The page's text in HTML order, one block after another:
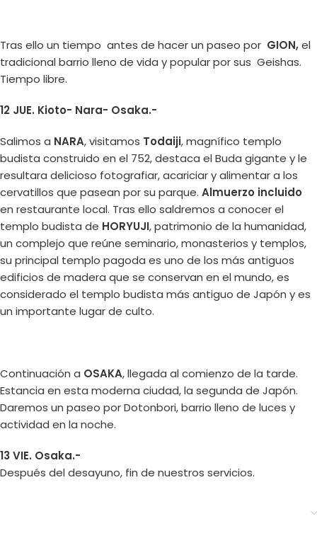
Tras ello un tiempo antes de hacer un paseo por GION,el
tradicional barrio lleno de vida y popular por sus Geishas.
Tiempo libre.
12 JUE. Kioto- Nara- Osaka.-
Salimos a NARA, visitamos Todaiji, magnífico templo
budista construido en el 752, destaca el Buda gigante y le
resultara delicioso fotografiar, acariciar y alimentar a los
cervatillos que pasean por su parque. Almuerzo incluido
en restaurante local. Tras ello saldremos a conocer el
templo budista de HORYUJI, patrimonio de la humanidad,
un complejo que reúne seminario, monasterios y templos,
su principal templo pagoda es uno de los más antiguos
edificios de madera que se conservan en el mundo, es
considerado el templo budista más antiguo de Japón y es
un importante lugar de culto.
Continuación a OSAKA, llegada al comienzo de la tarde.
Estancia en esta moderna ciudad, la segunda de Japón.
Daremos un paseo por Dotonbori, barrio lleno de luces y
actividad en la noche.
13 VIE. Osaka.-
Después del desayuno, fin de nuestros servicios.